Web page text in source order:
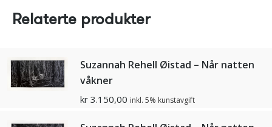
Relaterte produkter
Suzannah Rehell Øistad – Når natten
våkner
kr 3.150,00 inkl. 5% kunstavgift